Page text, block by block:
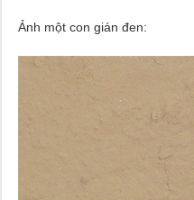
Ảnh một con gián đen: